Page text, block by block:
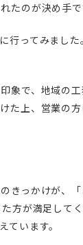
たのが決め手で
行ってみまし
象で、地域の
た上、営業の
きっかけが、
方が満足して
います。